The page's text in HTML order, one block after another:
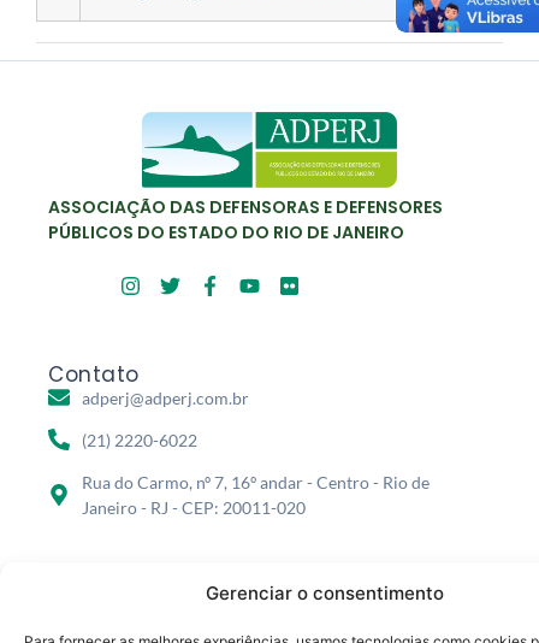
Gerenciar o consentimento
ASSOCIAÇÃO DAS DEFENSORAS E DEFENSORES
PÚBLICOS DO ESTADO DO RIO DE JANEIRO
Contato
adperj@adperj.com.br
(21) 2220-6022
Rua do Carmo, nº 7, 16º andar - Centro - Rio de
Janeiro - RJ - CEP: 20011-020